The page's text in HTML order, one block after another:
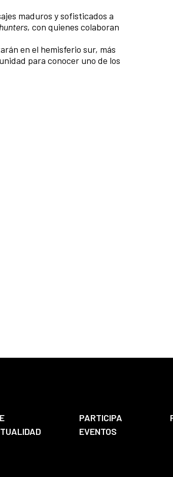
maduros y sofisticados a
, con quienes colaboran
en el hemisferio sur, más
para conocer uno de los
PARTICIPA
EVENTOS